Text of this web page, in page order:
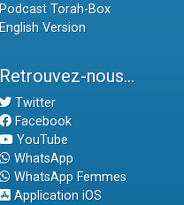
Podcast Torah-Box
English Version
Retrouvez-nous...
Twitter
Facebook
YouTube
WhatsApp
WhatsApp Femmes
Application iOS